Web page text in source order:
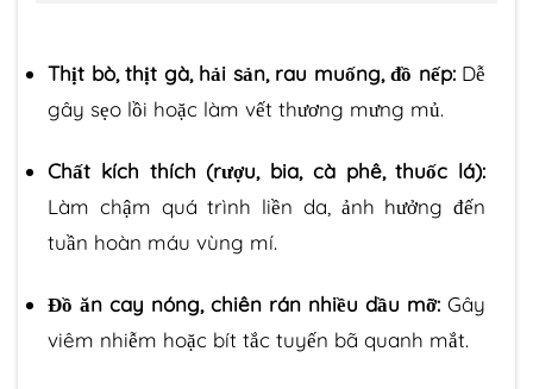
Thịt bò, thịt gà, hải sản, rau muống, đồ nếp:Dễ
gây sẹo lồi hoặc làm vết thương mưng mủ.
Chất kích thích (rượu, bia, cà phê, thuốc lá):
Làm chậm quá trình liền da, ảnh hưởng đến
tuần hoàn máu vùng mí.
Đồ ăn cay nóng, chiên rán nhiều dầu mỡ: Gây
viêm nhiễm hoặc bít tắc tuyến bã quanh mắt.